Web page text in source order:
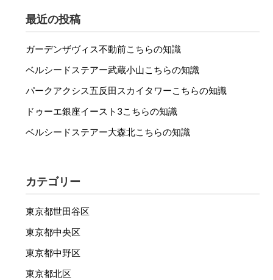
最近の投稿
ガーデンザヴィス不動前こちらの知識
ベルシードステアー武蔵小山こちらの知識
パークアクシス五反田スカイタワーこちらの知識
ドゥーエ銀座イースト3こちらの知識
ベルシードステアー大森北こちらの知識
カテゴリー
東京都世田谷区
東京都中央区
東京都中野区
東京都北区